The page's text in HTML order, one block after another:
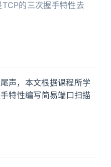
的三次握手特性去
声，本文根据课程所学
特性编写简易端口扫描